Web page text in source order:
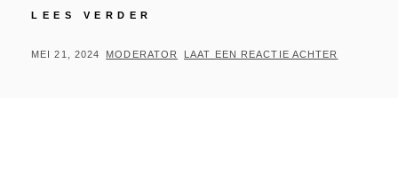
LEES VERDER
BRAND
GEPLAATST
MEI 21, 2024 BY
MODERATOR LAAT EEN REACTIE ACHTER